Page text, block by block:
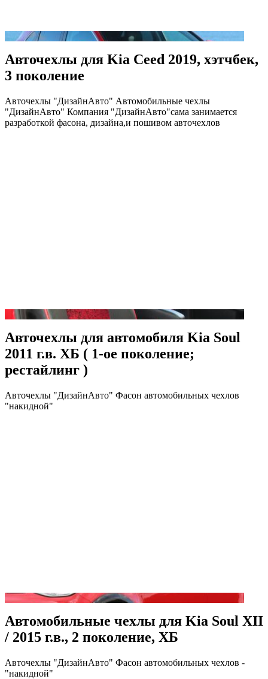
Авточехлы для Kia Ceed 2019, хэтчбек,
3 поколение
Авточехлы "ДизайнАвто" Автомобильные чехлы
"ДизайнАвто" Компания "ДизайнАвто"сама занимается
разработкой фасона, дизайна,и пошивом авточехлов
Авточехлы для автомобиля Kia Soul
2011 г.в. ХБ ( 1-ое поколение;
рестайлинг )
Авточехлы "ДизайнАвто" Фасон автомобильных чехлов
"накидной"
Автомобильные чехлы для Kia Soul XII
/ 2015 г.в., 2 поколение, ХБ
Авточехлы "ДизайнАвто" Фасон автомобильных чехлов -
"накидной"